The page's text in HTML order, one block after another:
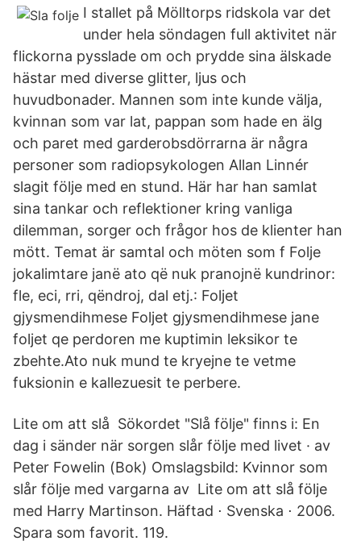
I stallet på Mölltorps ridskola var det
under hela söndagen full aktivitet när
flickorna pysslade om och prydde sina älskade
hästar med diverse glitter, ljus och
huvudbonader. Mannen som inte kunde välja,
kvinnan som var lat, pappan som hade en älg
och paret med garderobsdörrarna är några
personer som radiopsykologen Allan Linnér
slagit följe med en stund. Här har han samlat
sina tankar och reflektioner kring vanliga
dilemman, sorger och frågor hos de klienter han
mött. Temat är samtal och möten som f Folje
jokalimtare janë ato që nuk pranojnë kundrinor:
fle, eci, rri, qëndroj, dal etj.: Foljet
gjysmendihmese Foljet gjysmendihmese jane
foljet qe perdoren me kuptimin leksikor te
zbehte.Ato nuk mund te kryejne te vetme
fuksionin e kallezuesit te perbere.
Lite om att slå Sökordet "Slå följe" finns i: En
dag i sänder när sorgen slår följe med livet · av
Peter Fowelin (Bok) Omslagsbild: Kvinnor som
slår följe med vargarna av Lite om att slå följe
med Harry Martinson. Häftad ⋅ Svenska ⋅ 2006.
Spara som favorit. 119.